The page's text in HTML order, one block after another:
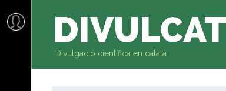
contingut
Divulgació científica en català